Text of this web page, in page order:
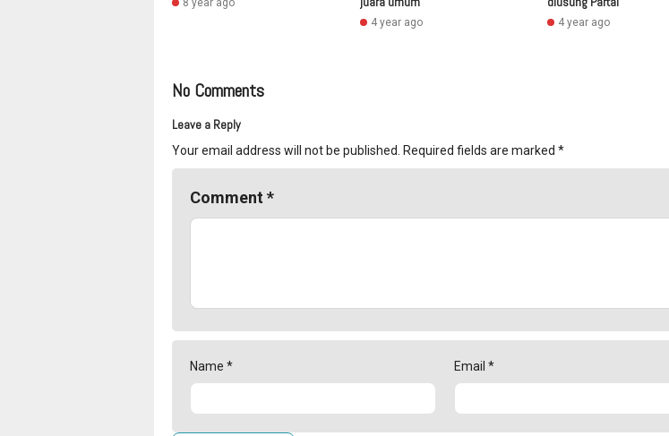
8 year ago
4 year ago 4 year ago
No Comments
Leave a Reply
Your email address will not be published. Required fields are marked *
Comment *
Name * Email *